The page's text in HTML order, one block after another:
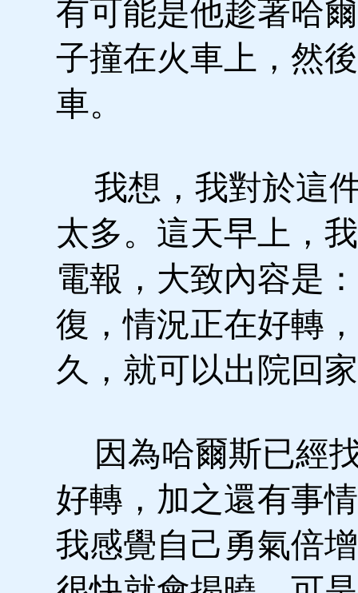
有可能是他趁著哈
子撞在火車上，然
車。
我想，我對於這
太多。這天早上，
電報，大致內容是
復，情況正在好轉
久，就可以出院回
因為哈爾斯已經
好轉，加之還有事
我感覺自己勇氣倍